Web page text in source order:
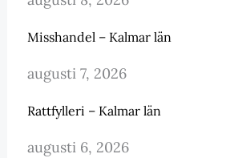
Misshandel – Kalmar län
augusti 7, 2026
Rattfylleri – Kalmar län
augusti 6, 2026